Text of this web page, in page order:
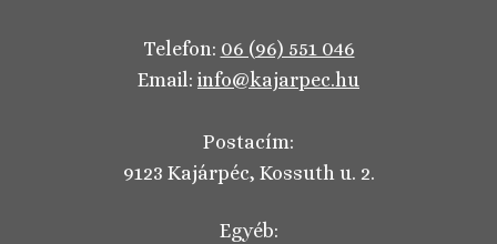
Telefon: 06 (96) 551 046
Email: info@kajarpec.hu
Postacím:
9123 Kajárpéc, Kossuth u. 2.
Egyéb: